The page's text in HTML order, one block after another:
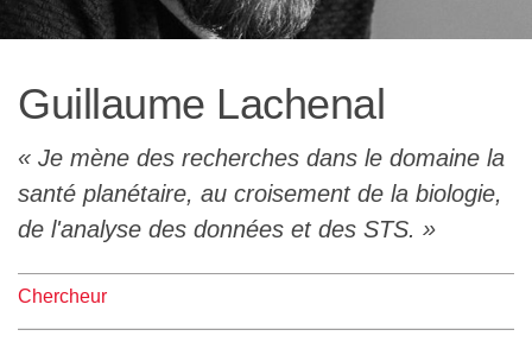
Recrutement
L'équipe
Le médialab
FR|EN
Guillaume Lachenal
Je mène des recherches dans le domaine la
santé planétaire, au croisement de la biologie,
de l'analyse des données et des STS.
Chercheur